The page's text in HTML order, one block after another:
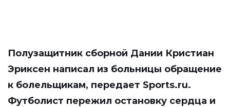
Полузащитник сборной Дании Кристиан
Эриксен написал из больницы обращение
к болельщикам, передает Sports.ru.
Футболист пережил остановку сердца и